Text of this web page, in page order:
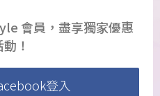
會員，盡享獨家優惠
！
登入